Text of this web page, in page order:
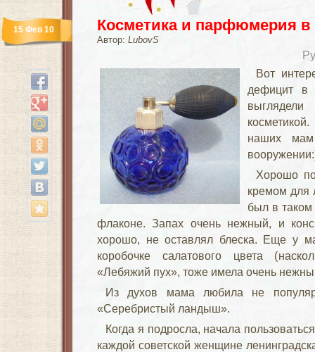
Косметика и парфюмерия
Автор: LubovS
15 Фев 10
Вот
дефицит в
выглядели
наших
Хорошо
кремом для
был в таком
флаконе. Запах очень нежный, и
хорошо, не оставлял блеска. Еще у
коробочке салатового цвета
«Лебяжий пух», тоже имела очень
Из духов мама любила не
«Серебристый ландыш».
Когда я подросла, начала
каждой советской женщине